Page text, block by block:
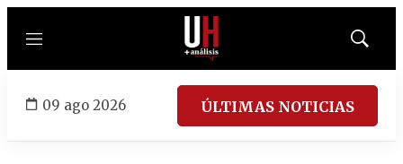
Menú
Mostrar
09 ago 2026 ÚLTIMAS NOTICIAS